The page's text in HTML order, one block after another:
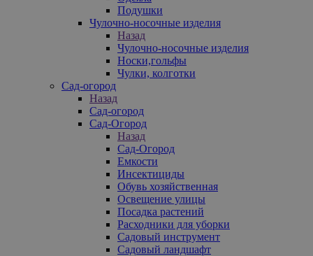
Подушки
Чулочно-носочные изделия
Назад
Чулочно-носочные изделия
Носки,гольфы
Чулки, колготки
Сад-огород
Назад
Сад-огород
Сад-Огород
Назад
Сад-Огород
Емкости
Инсектициды
Обувь хозяйственная
Освещение улицы
Посадка растений
Расходники для уборки
Садовый инструмент
Садовый ландшафт